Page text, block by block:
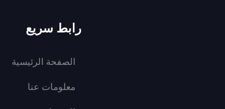
رابط سريع
الصفحة الرئيسية
معلومات عنا